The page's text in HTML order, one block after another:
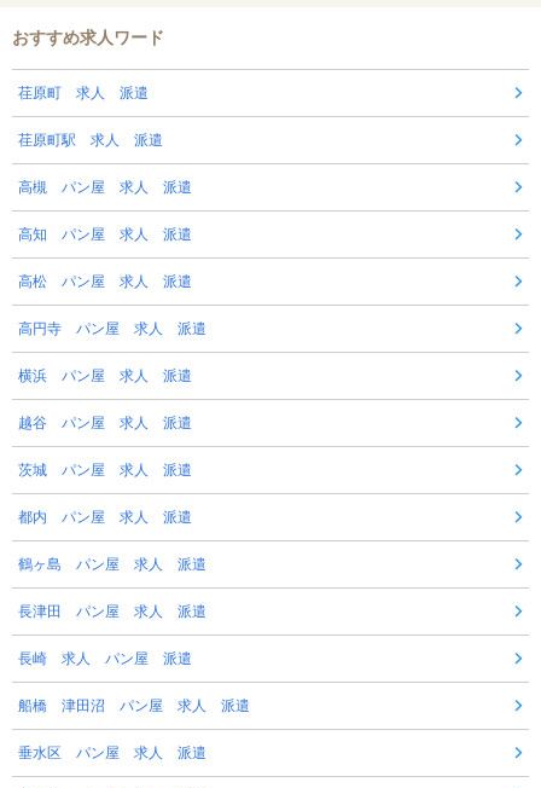
おすすめ求人ワード
荏原町 求人 派遣
荏原町駅 求人 派遣
高槻 パン屋 求人 派遣
高知 パン屋 求人 派遣
高松 パン屋 求人 派遣
高円寺 パン屋 求人 派遣
横浜 パン屋 求人 派遣
越谷 パン屋 求人 派遣
茨城 パン屋 求人 派遣
都内 パン屋 求人 派遣
鶴ヶ島 パン屋 求人 派遣
長津田 パン屋 求人 派遣
長崎 求人 パン屋 派遣
船橋 津田沼 パン屋 求人 派遣
垂水区 パン屋 求人 派遣